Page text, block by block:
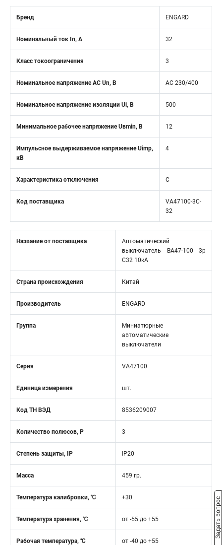
Бренд ENGARD
Номинальный ток In, А 32
Класс токоограничения 3
Номинальное напряжение АС Un, В АС 230/400
Номинальное напряжение изоляции Ui, В 500
Минимальное рабочее напряжение Uвmin, B 12
Импульсное выдерживаемое напряжение Uimp,
кВ
4
Характеристика отключения C
Код поставщика
VA47100-3C-
32
Название от поставщика
Автоматический
выключатель ВА47-100 3р
C32 10кА
Страна происхождения Китай
Производитель ENGARD
Группа
Миниатюрные
автоматические
выключатели
Серия VA47100
Единица измерения шт.
Код ТН ВЭД 8536209007
Количество полюсов, Р 3
Степень защиты, IP IP20
Масса 459 гр.
Температура калибровки, ℃ +30
Температура хранения, ℃ от -55 до +55
Рабочая температура, ℃ от -40 до +55
Задать вопрос